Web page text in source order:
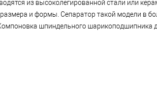
из высоколегированной стали или
и формы. Сепаратор такой модели в
шпиндельного шарикоподшипника